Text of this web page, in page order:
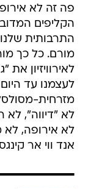
פה זה לא
הקליפים
התרבותית
לאירוויזיון
לעצמנו עד
מזרחית-
לא "דיווה", לא
לא אירופה, לא
אנד ווי אר